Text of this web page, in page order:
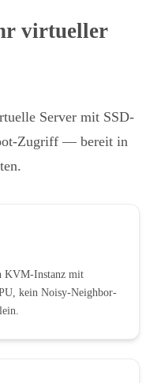
virtueller
Server mit SSD-
Zugriff — bereit in
KVM-Instanz mit
kein Noisy-Neighbor-